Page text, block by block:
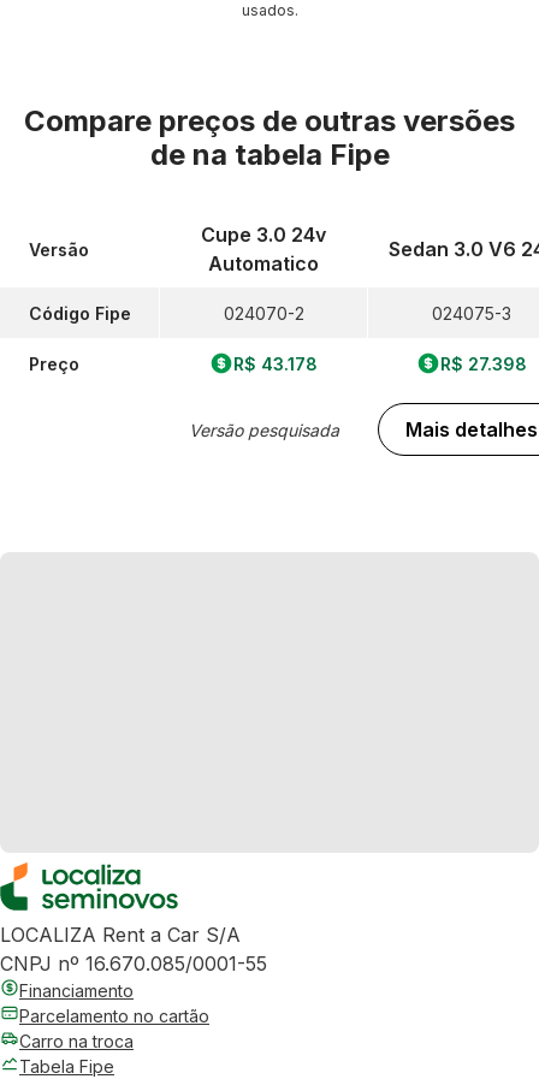
usados.
Compare preços de outras versões
de na tabela Fipe
Versão
Código Fipe
Preço
Cupe 3.0 24v
Automatico
024070-2
R$ 43.178
Versão pesquisada
Sedan 3.0 V6
024075-3
R$ 27.398
Mais detalhes
LOCALIZA Rent a Car S/A
CNPJ nº 16.670.085/0001-55
Financiamento
Parcelamento no cartão
Carro na troca
Tabela Fipe